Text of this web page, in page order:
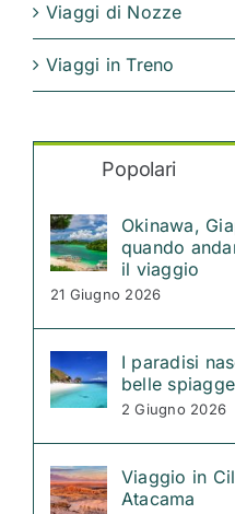
Viaggi di Nozze
Viaggi in Treno
Popolari
Okinawa,
quando
il viaggio
21 Giugno 2026
I paradisi
belle
2 Giugno 2026
Viaggio in
Atacama